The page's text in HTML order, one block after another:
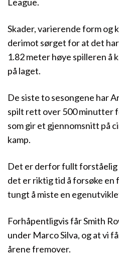
Skader, varierende form og
derimot sørget for at det
1.82 meter høye spilleren å
på laget.
De siste to sesongene har
spilt rett over 500 minutter
som gir et gjennomsnitt på
kamp.
Det er derfor fullt forståelig
det er riktig tid å forsøke en
tungt å miste en
Forhåpentligvis får Smith
under Marco Silva, og at vi
årene fremover.